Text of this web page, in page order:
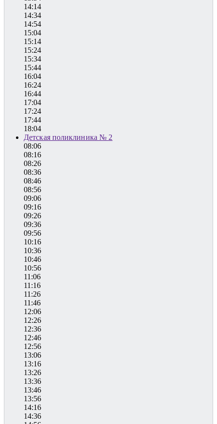
14:14
14:34
14:54
15:04
15:14
15:24
15:34
15:44
16:04
16:24
16:44
17:04
17:24
17:44
18:04
Детская поликлиника № 2
08:06
08:16
08:26
08:36
08:46
08:56
09:06
09:16
09:26
09:36
09:56
10:16
10:36
10:46
10:56
11:06
11:16
11:26
11:46
12:06
12:26
12:36
12:46
12:56
13:06
13:16
13:26
13:36
13:46
13:56
14:16
14:36